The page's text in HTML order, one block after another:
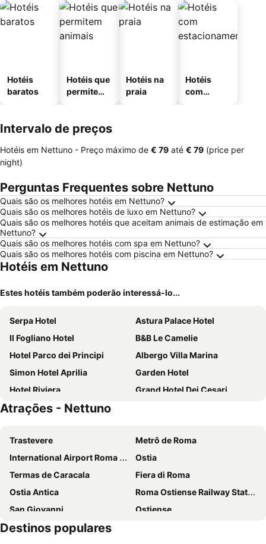
Hotéis
baratos
Hotéis que
permitem
Hotéis na
praia
Hotéis
com
Intervalo de preços
Hotéis em Nettuno - Preço máximo de ‎€ 79 até ‎€ 79 (price per
night)
Perguntas Frequentes sobre Nettuno
Quais são os melhores hotéis em Nettuno?
Quais são os melhores hotéis de luxo em Nettuno?
Quais são os melhores hotéis que aceitam animais de estimação em
Nettuno?
Quais são os melhores hotéis com spa em Nettuno?
Quais são os melhores hotéis com piscina em Nettuno?
Hotéis em Nettuno
Estes hotéis também poderão interessá-lo...
Serpa Hotel
Astura Palace Hotel
Il Fogliano Hotel
B&B Le Camelie
Hotel Parco dei Principi
Albergo Villa Marina
Simon Hotel Aprilia
Garden Hotel
Hotel Riviera
Grand Hotel Dei Cesari
Agriturismo Torre Cristina
Atrações - Nettuno
Trastevere
Metrô de Roma
International Airport Roma Ciampino
Ostia
Termas de Caracala
Fiera di Roma
Ostia Antica
Roma Ostiense Railway Station
San Giovanni
Ostiense
Lido di Ostia Ponente
Destinos populares